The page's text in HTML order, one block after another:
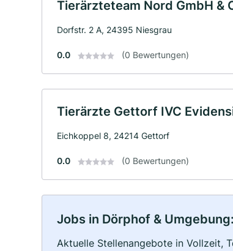
Tierärzteteam Nord GmbH &
Dorfstr. 2 A, 24395 Niesgrau
0.0 (0 Bewertungen)
Tierärzte Gettorf IVC
Eichkoppel 8, 24214 Gettorf
0.0 (0 Bewertungen)
Jobs in Dörphof &
Aktuelle Stellenangebote in Vollzeit,